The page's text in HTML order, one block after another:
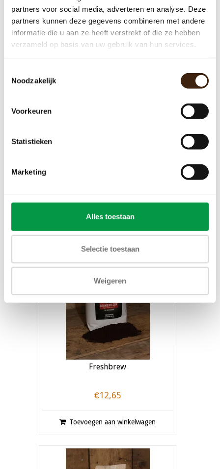
partners voor social media, adverteren en analyse. Deze
partners kunnen deze gegevens combineren met andere
informatie die u aan ze heeft verstrekt of die ze hebben
verzameld op basis van uw gebruik van hun services.
Noodzakelijk
Voorkeuren
Statistieken
Marketing
Alles toestaan
Selectie toestaan
Weigeren
Douwe Egberts Gallery 220 Freshbrew Gereviseerd +
GERELATEERDE PRODUCTEN
Freshbrew
€12,65
Toevoegen aan winkelwagen